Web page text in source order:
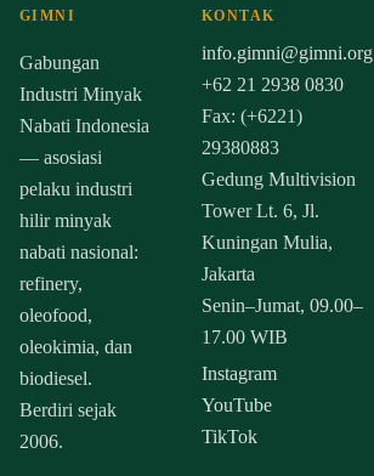
GIMNI
Gabungan
Industri Minyak
Nabati Indonesia
— asosiasi
pelaku industri
hilir minyak
nabati nasional:
refinery,
oleofood,
oleokimia, dan
biodiesel.
Berdiri sejak
2006.
KONTAK
info.gimni@gimni.org
+62 21 2938 0830
Fax: (+6221)
29380883
Gedung Multivision
Tower Lt. 6, Jl.
Kuningan Mulia,
Jakarta
Senin–Jumat, 09.00–
17.00 WIB
Instagram
YouTube
TikTok